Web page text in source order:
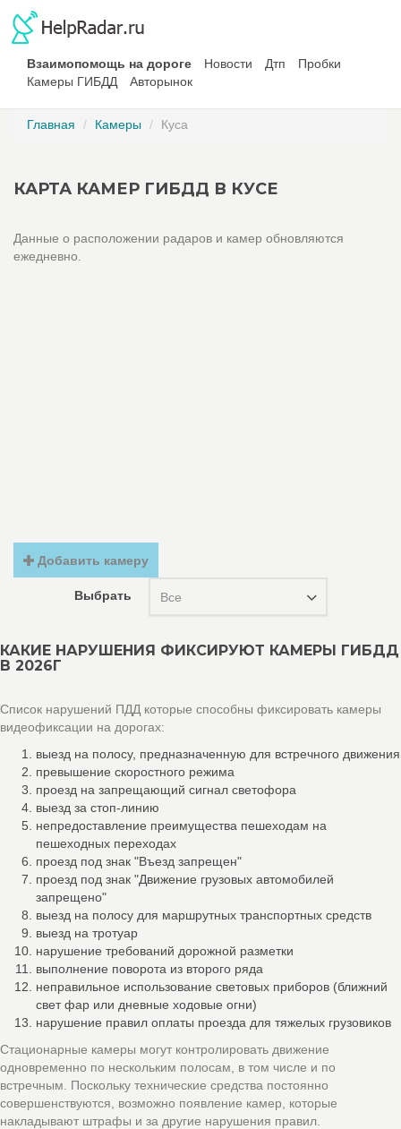
Взаимопомощь на дороге Новости Дтп
Пробки
Камеры ГИБДД
Авторынок
Главная Камеры Куса
КАРТА КАМЕР ГИБДД В КУСЕ
Данные о расположении радаров и камер обновляются
ежедневно.
Добавить камеру
Выбрать Все
КАКИЕ НАРУШЕНИЯ ФИКСИРУЮТ КАМЕРЫ ГИБДД
В 2026Г
Список нарушений ПДД которые способны фиксировать камеры
видеофиксации на дорогах:
выезд на полосу, предназначенную для встречного движения
превышение скоростного режима
проезд на запрещающий сигнал светофора
выезд за стоп-линию
непредоставление преимущества пешеходам на
пешеходных переходах
проезд под знак "Въезд запрещен"
проезд под знак "Движение грузовых автомобилей
запрещено"
выезд на полосу для маршрутных транспортных средств
выезд на тротуар
нарушение требований дорожной разметки
выполнение поворота из второго ряда
неправильное использование световых приборов (ближний
свет фар или дневные ходовые огни)
нарушение правил оплаты проезда для тяжелых грузовиков
Стационарные камеры могут контролировать движение
одновременно по нескольким полосам, в том числе и по
встречным. Поскольку технические средства постоянно
совершенствуются, возможно появление камер, которые
накладывают штрафы и за другие нарушения правил.